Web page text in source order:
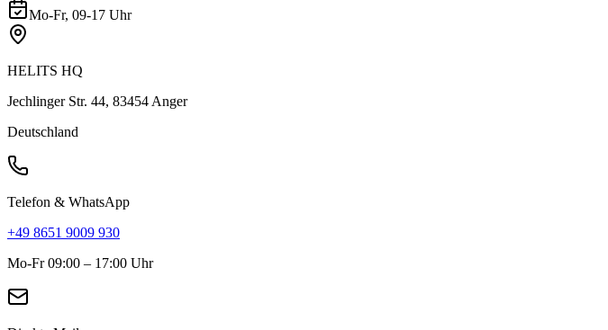
Mo-Fr, 09-17 Uhr
HELITS HQ
Jechlinger Str. 44, 83454 Anger
Deutschland
Telefon & WhatsApp
+49 8651 9009 930
Mo-Fr 09:00 – 17:00 Uhr